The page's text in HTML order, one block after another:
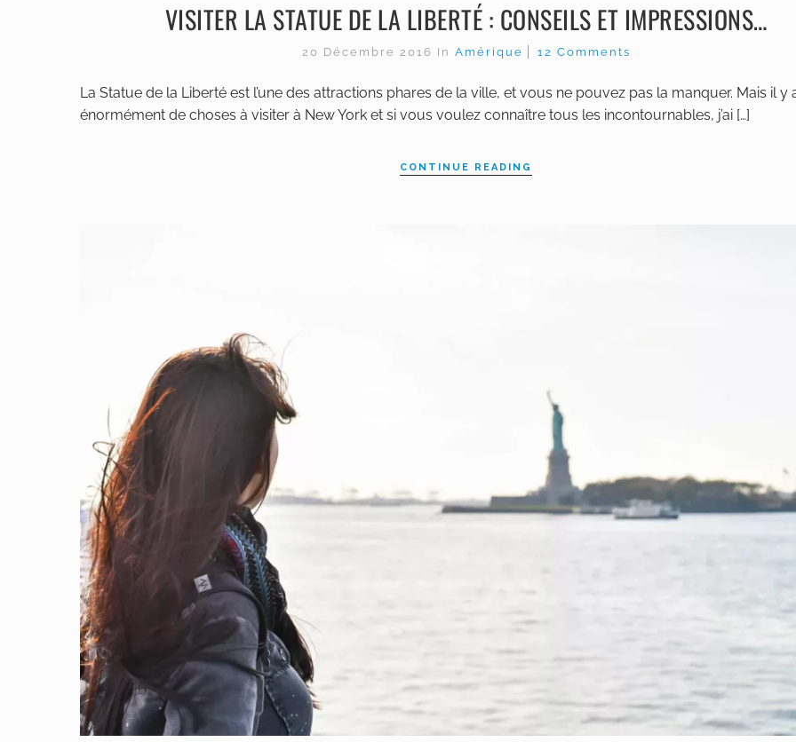
VISITER LA STATUE DE LA LIBERTÉ : CONSEILS ET IMPRESSIONS…
20 Décembre 2016 In Amérique 12 Comments
La Statue de la Liberté est l’une des attractions phares de la ville, et vous ne pouvez pas la manquer. Mais il y
énormément de choses à visiter à New York et si vous voulez connaître tous les incontournables, j’ai […]
CONTINUE READING